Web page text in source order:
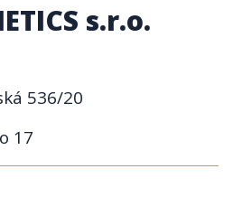
s.r.o.
536/20
17